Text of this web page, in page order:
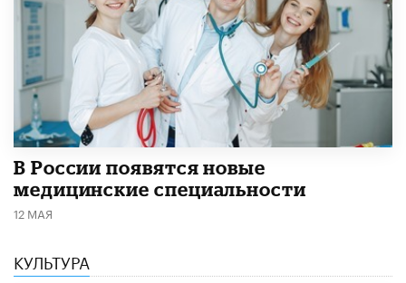
В России появятся новые
медицинские специальности
12 МАЯ
КУЛЬТУРА